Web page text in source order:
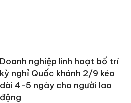
Doanh nghiệp linh hoạt bố trí
kỳ nghỉ Quốc khánh 2/9 kéo
dài 4-5 ngày cho người lao
động